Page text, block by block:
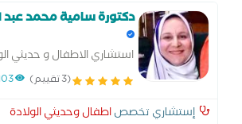
دكتورة سامية محمد
استشاري الاطفال و حديثي
الرضاعة الطبيعية
(3 تقييم)
إستشاري تخصصاطفال وحديثي الولادة